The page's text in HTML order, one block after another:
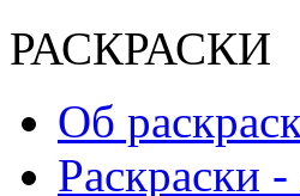
РАСКРАСКИ
Об
Раскраски